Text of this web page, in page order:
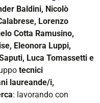
Baldini, Nicolò
Lorenzo
Cotta Ramusino,
Eleonora Luppi,
Luca Tomassetti e
tecnici
laureande/i,
: lavorando con